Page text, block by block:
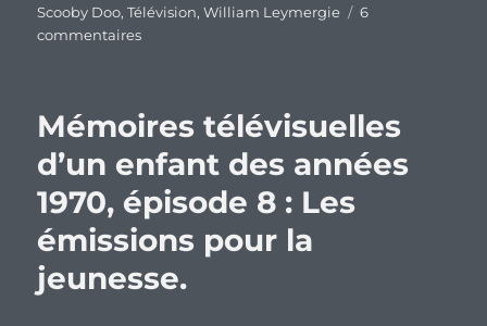
Scooby Doo,Télévision,William Leymergie
6
commentairessur
enfant
des
années
1970,
épisode
9
les
Mémoires télévisuelles
d’un enfant des années
1970, épisode 8 : Les
émissions pour la
jeunesse.